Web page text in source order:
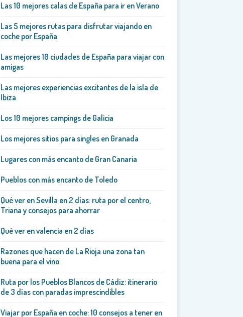
Las 10 mejores calas de España para ir en Verano
Las 5 mejores rutas para disfrutar viajando en
coche por España
Las mejores 10 ciudades de España para viajar con
amigas
Las mejores experiencias excitantes de la isla de
Ibiza
Los 10 mejores campings de Galicia
Los mejores sitios para singles en Granada
Lugares con más encanto de Gran Canaria
Pueblos con más encanto de Toledo
Qué ver en Sevilla en 2 días: ruta por el centro,
Triana y consejos para ahorrar
Qué ver en valencia en 2 días
Razones que hacen de La Rioja una zona tan
buena para el vino
Ruta por los Pueblos Blancos de Cádiz: itinerario
de 3 días con paradas imprescindibles
Viajar por España en coche: 10 consejos a tener en